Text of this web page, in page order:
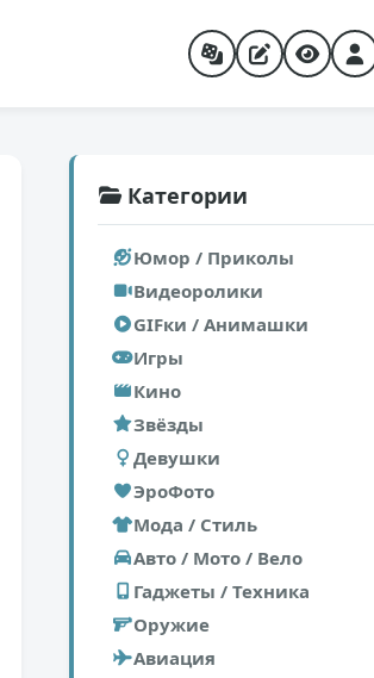
Категории
Юмор / Приколы
Видеоролики
GIFки / Анимашки
Игры
Кино
Звёзды
Девушки
ЭроФото
Мода / Стиль
Авто / Мото / Вело
Гаджеты / Техника
Оружие
Авиация